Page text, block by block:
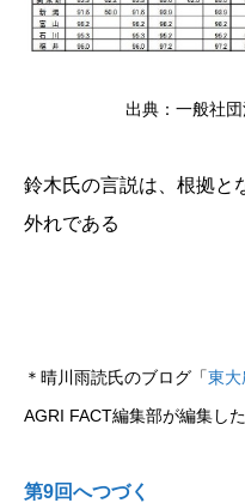
出典：一般社
鈴木氏の言説は、根拠と
外れである
＊晴川雨読氏のブログ「東
AGRI FACT編集部が編集した
第9回へつづく